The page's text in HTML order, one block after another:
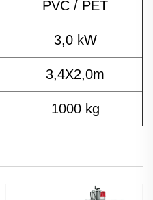
PVC / PET
3,0 kW
3,4X2,0m
1000 kg